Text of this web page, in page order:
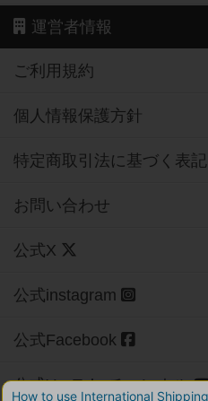
運営者情報
ご利用規約
個人情報保護方針
特定商取引法に基づく表記
お問い合わせ
公式X
公式instagram
公式Facebook
公式YouTubeチャンネル